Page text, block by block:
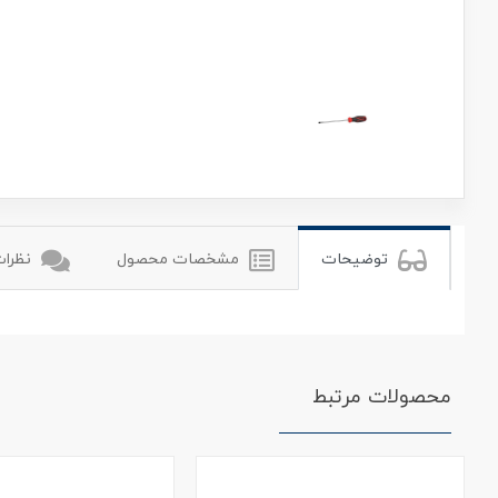
توضیحات مشخصات محصول
محصولات مرتبط